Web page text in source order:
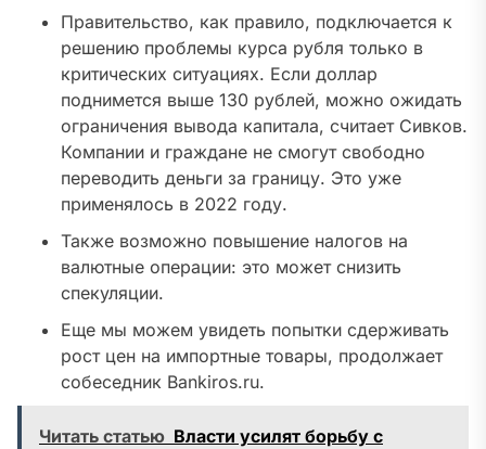
Правительство, как правило, подключается к
решению проблемы курса рубля только в
критических ситуациях. Если доллар
поднимется выше 130 рублей, можно ожидать
ограничения вывода капитала, считает Сивков.
Компании и граждане не смогут свободно
переводить деньги за границу. Это уже
применялось в 2022 году.
Также возможно повышение налогов на
валютные операции: это может снизить
спекуляции.
Еще мы можем увидеть попытки сдерживать
рост цен на импортные товары, продолжает
собеседник Bankiros.ru.
Читать статью Власти усилят борьбу с